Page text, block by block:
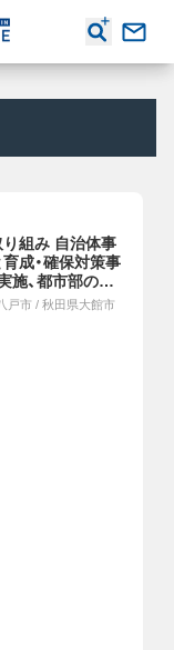
組み 自治体事
成・確保対策事
施、都市部の児
」を実施、こど
戸市 / 秋田県大館市